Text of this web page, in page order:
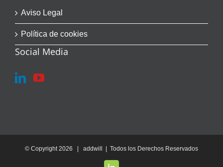
Aviso Legal
Política de cookies
Social Media
© Copyright2026 | addwill | Todos los Derechos Reservados